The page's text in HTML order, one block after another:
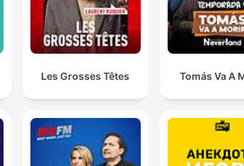
Les Grosses Têtes Tomás Va A